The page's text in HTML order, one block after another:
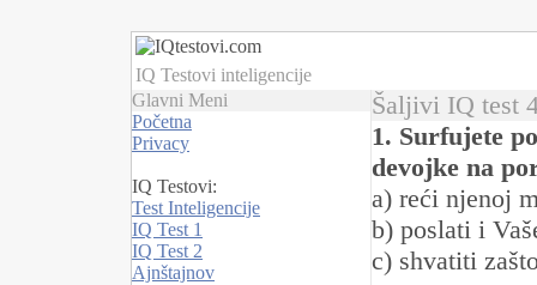
IQ Testovi inteligencije
Glavni Meni
Početna
Privacy
IQ Testovi:
Test Inteligencije
IQ Test 1
IQ Test 2
Ajnštajnov
Šaljivi IQ test
1. Surfujete
devojke na
a) reći njenoj
b) poslati i
c) shvatiti